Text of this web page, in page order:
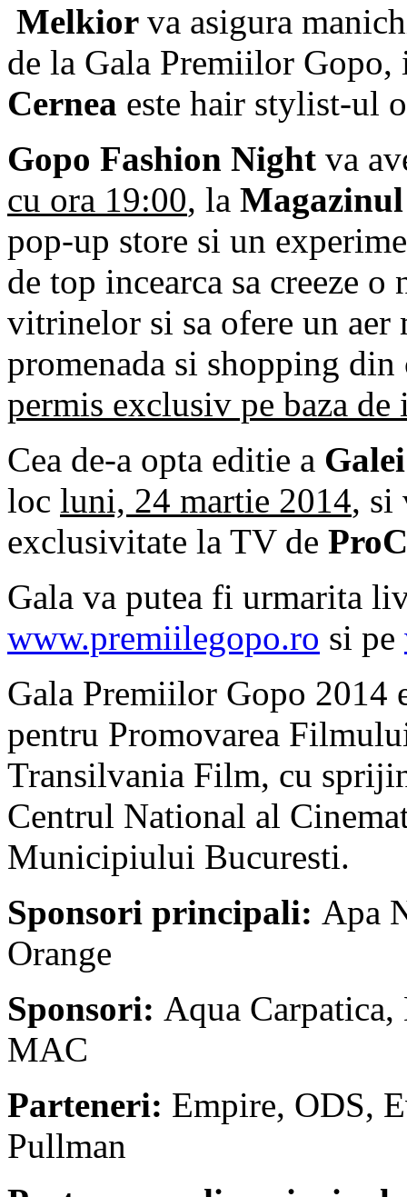
Melkior va asigura
de la Gala Premiilor
Cernea este hair stylist-ul
Gopo Fashion Night va
cu ora 19:00, la Magazinul
pop-up store si un
de top incearca sa creeze
vitrinelor si sa ofere un aer
promenada si shopping
permis exclusiv pe baza
Cea de-a opta editie a
loc luni, 24 martie 2014, si
exclusivitate la TV de
Gala va putea fi urmarita
www.premiilegopo.ro si pe
Gala Premiilor Gopo 2014
pentru Promovarea
Transilvania Film, cu
Centrul National al
Municipiului Bucuresti.
Sponsori principali: Apa
Orange
Sponsori: Aqua
MAC
Parteneri: Empire, ODS,
Pullman